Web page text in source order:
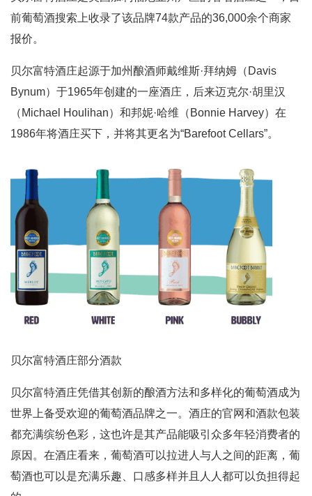
前葡萄酒搜索上收录了该品牌74款产品的36,000余个商家
报价。
贝尔富特酒庄起源于加州酿酒师戴维斯·拜纳姆（Davis
Bynum）于1965年创建的一座酒庄，后来迈克尔·胡里汉
（Michael Houlihan）和邦妮·哈维（Bonnie Harvey）在
1986年将酒庄买下，并将其更名为“Barefoot Cellars”。
贝尔富特酒庄部分酒款
贝尔富特酒庄凭借其创新的酿酒方法和多样化的葡萄酒成为
世界上备受欢迎的葡萄酒品牌之一。酒庄的官网和酒款包装
都充满缤纷色彩，这也许是其产品能吸引众多年轻消费者的
原因。在酒庄看来，葡萄酒可以拉进人与人之间的距离，葡
萄酒也可以是充满乐趣、口感多样并且人人都可以负担得起